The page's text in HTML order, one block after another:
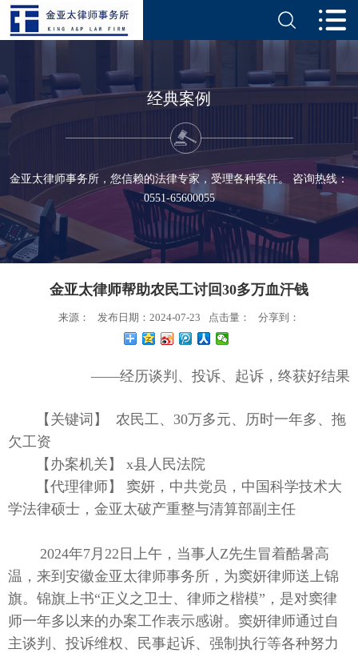
经典案例
金亚太律师事务所，您信赖的法律专家，受理各种案件。 咨询热线：
0551-65600055
金亚太律师帮助农民工讨回30多万血汗钱
来源： 发布日期：2024-07-23 点击量： 分享到：
——经历谈判、投诉、起诉，终获好结果
【关键词】 农民工、30万多元、历时一年多、拖
欠工资
【办案机关】 x县人民法院
【代理律师】 窦妍，中共党员，中国科学技术大
学法律硕士，金亚太破产重整与清算部副主任
2024年7月22日上午，当事人Z先生冒着酷暑高
温，来到安徽金亚太律师事务所，为窦妍律师送上锦
旗。锦旗上书“正义之卫士、 律师之楷模” ， 是对窦律
师一年多以来的办案工作表示感谢。窦妍律师通过自
主谈判、投诉维权、民事起诉、强制执行等各种努力